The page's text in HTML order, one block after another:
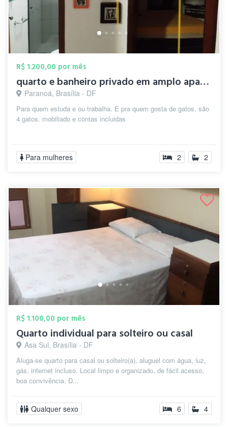
R$ 1.200,00 por mês
quarto e banheiro privado em amplo apart...
Paranoá, Brasília - DF
Para quem estuda e ou trabalha. E pra quem gosta de gatos, são
4 gatos. mobiliado e contas incluidas
Para mulheres 2 2
R$ 1.100,00 por mês
Quarto individual para solteiro ou casal
Asa Sul, Brasília - DF
Aluga-se quarto para casal ou solteiro(a), aluguel com água, luz,
gás, internet incluso. Local limpo e organizado, de fácil acesso,
boa convivência. D...
Qualquer sexo 6 4